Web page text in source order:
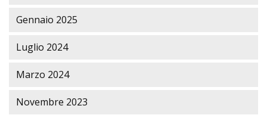
Gennaio 2025
Luglio 2024
Marzo 2024
Novembre 2023